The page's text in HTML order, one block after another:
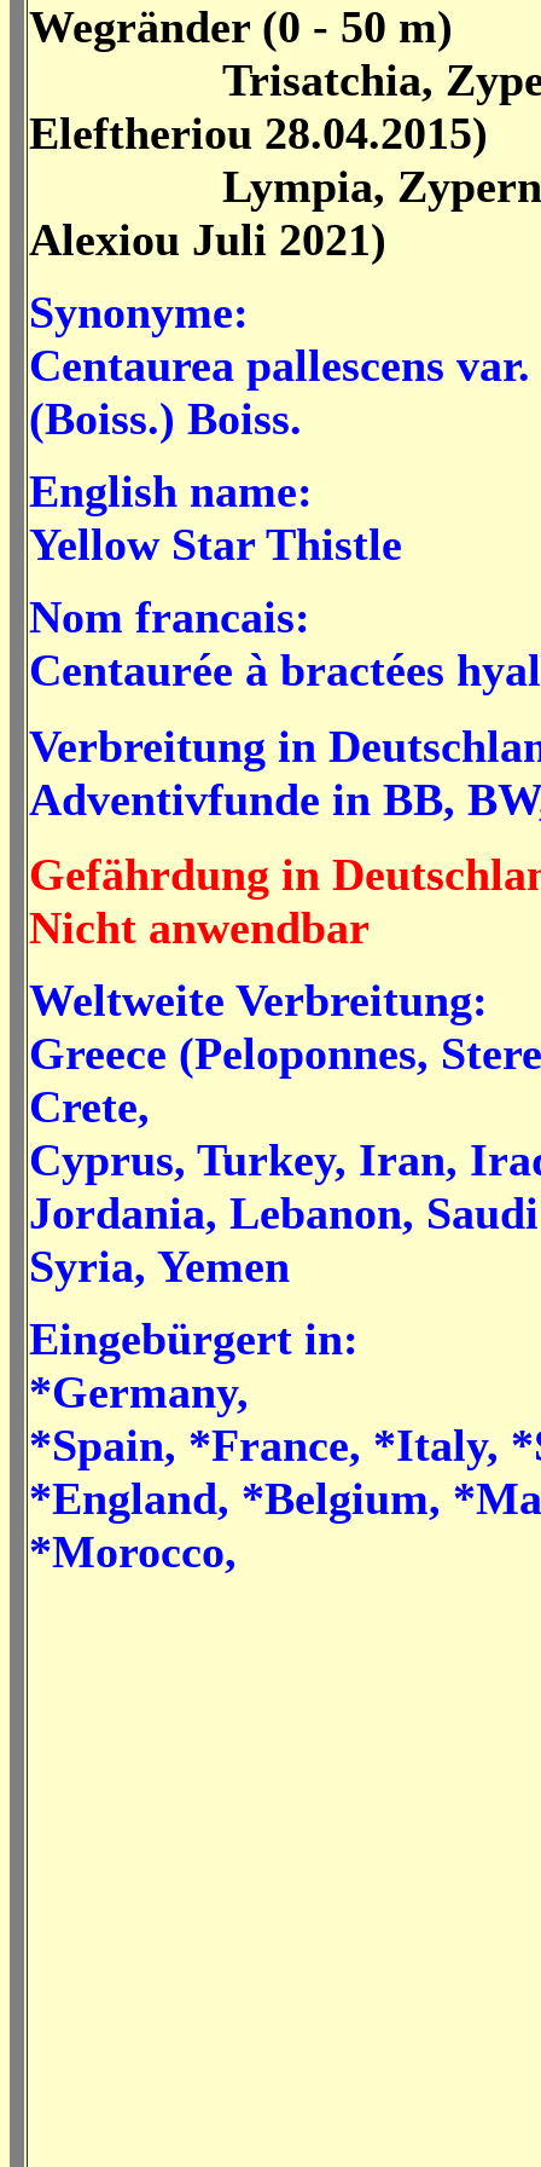
Wegränder (0 - 50 m)
Trisatchia,
Eleftheriou 28.04.2015)
Lympia,
Alexiou Juli 2021)
Synonyme:
Centaurea pallescens var.
(Boiss.) Boiss.
English name:
Yellow Star Thistle
Nom francais:
Centaurée à bractées
Verbreitung in
Adventivfunde in BB,
Gefährdung in
Nicht anwendbar
Weltweite Verbreitung:
Greece (Peloponnes,
Crete,
Cyprus, Turkey, Iran,
Jordania, Lebanon,
Syria, Yemen
Eingebürgert in:
*Germany,
*Spain, *France, *Italy,
*England, *Belgium,
*Morocco,